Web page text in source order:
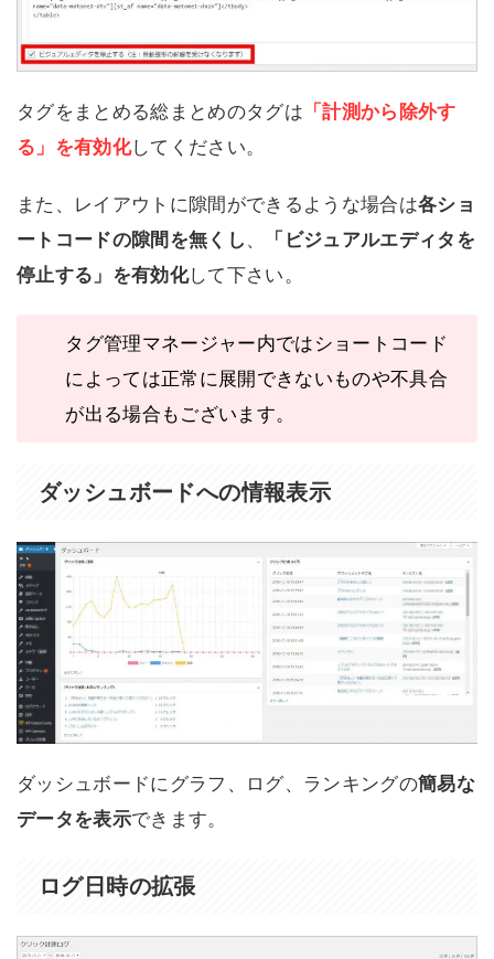
タグをまとめる総まとめのタグは 「計測から除外す
る」を有効化してください。
また、レイアウトに隙間ができるような場合は各ショ
ートコードの隙間を無くし 、
「ビジュアルエディタを
停止する」を有効化して下さい。
タグ管理マネージャー内ではショートコード
によっては正常に展開できないものや不具合
が出る場合もございます。
ダッシュボードへの情報表示
ダッシュボードにグラフ、ログ、ランキングの簡易な
データを表示できます。
ログ日時の拡張